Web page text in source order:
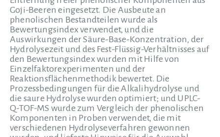
Goji-Beeren eingesetzt. Die Ausbeute an
phenolischen Bestandteilen wurde als
Bewertungsindex verwendet, und die
Auswirkungen der Säure-Base-Konzentration, der
Hydrolysezeit und des Fest-Flüssig-Verhältnisses auf
den Bewertungsindex wurden mit Hilfe von
Einzelfaktorexperimenten und der
Reaktionsflächenmethodik bewertet. Die
Prozessbedingungen für die Alkalihydrolyse und
die saure Hydrolyse wurden optimiert; und UPLC-
Q-TOF-MS wurde zum Vergleich der phenolischen
Komponenten in Proben verwendet, die mit
verschiedenen Hydrolyseverfahren gewonnen